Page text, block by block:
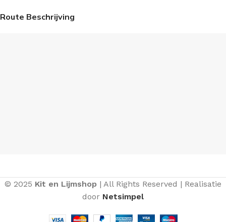
Route Beschrijving
© 2025 Kit en Lijmshop | All Rights Reserved | Realisatie
door Netsimpel